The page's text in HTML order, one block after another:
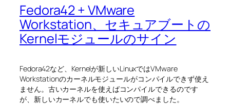
Fedora42 + VMware
Workstation、セキュアブートの
Kernelモジュールのサイン
Fedora42など、Kernelが新しいLinuxではVMware
Workstationのカーネルモジュールがコンパイルできず使え
ません。古いカーネルを使えばコンパイルできるのです
が、新しいカーネルでも使いたいので調べました。